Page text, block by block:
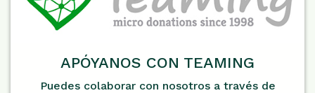
APÓYANOS CON TEAMING
Puedes colaborar con nosotros a través de